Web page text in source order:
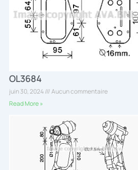
OL3684
juin 30, 2024
Aucun commentaire
Read More »